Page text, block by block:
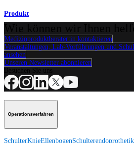
Produkt
Medizinproduktberater:in kontaktieren
Veranstaltungen, Lab-Vorführungen und
ansehen
Unseren Newsletter abonnieren
Operationsverfahren
SchulterKnieEllenbogenSchulterendoprothetik